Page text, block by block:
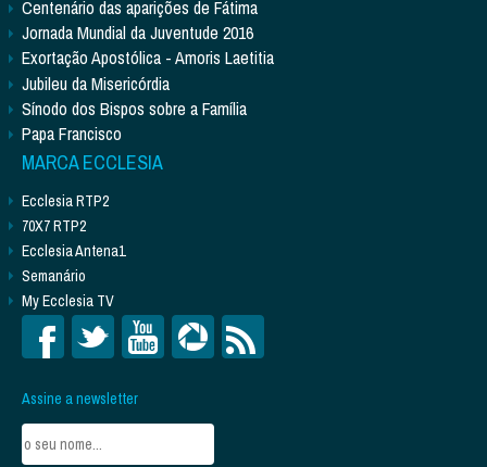
Centenário das aparições de Fátima
Jornada Mundial da Juventude 2016
Exortação Apostólica - Amoris Laetitia
Jubileu da Misericórdia
Sínodo dos Bispos sobre a Família
Papa Francisco
MARCA ECCLESIA
Ecclesia RTP2
70X7 RTP2
Ecclesia Antena1
Semanário
My Ecclesia TV
Assine a newsletter